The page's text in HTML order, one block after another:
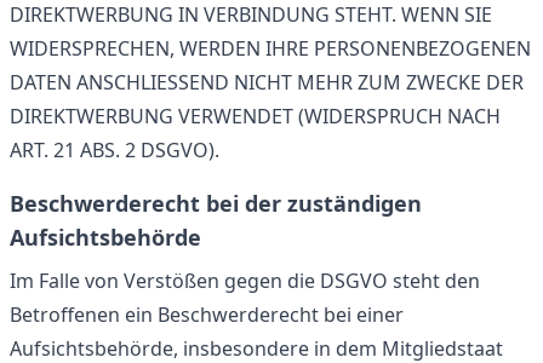
DIREKTWERBUNG IN VERBINDUNG STEHT. WENN SIE
WIDERSPRECHEN, WERDEN IHRE PERSONENBEZOGENEN
DATEN ANSCHLIESSEND NICHT MEHR ZUM ZWECKE DER
DIREKTWERBUNG VERWENDET (WIDERSPRUCH NACH
ART. 21 ABS. 2 DSGVO).
Beschwerderecht bei der zuständigen
Aufsichtsbehörde
Im Falle von Verstößen gegen die DSGVO steht den
Betroffenen ein Beschwerderecht bei einer
Aufsichtsbehörde, insbesondere in dem Mitgliedstaat